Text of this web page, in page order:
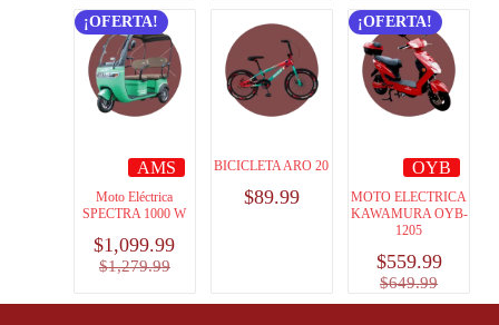
¡OFERTA!
AMS
Moto Eléctrica
SPECTRA 1000 W
$1,279.99
$1,099.99
BICICLETA ARO 20
$89.99
¡OFERTA!
OYB
MOTO ELECTRICA
KAWAMURA OYB-
1205
$649.99
$559.99